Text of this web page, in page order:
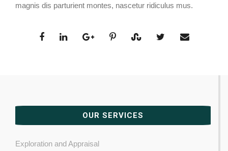
magnis dis parturient montes, nascetur ridiculus mus.
OUR SERVICES
Exploration and Appraisal